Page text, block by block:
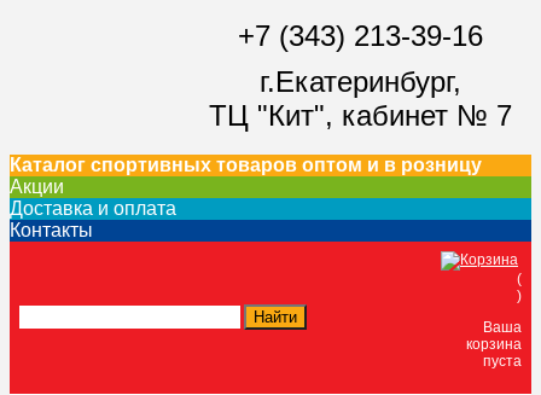
+7 (343) 213-39-16
г.Екатеринбург,
ТЦ "Кит", кабинет № 7
Каталог спортивных товаров оптом и в розницу
Акции
Доставка и оплата
Контакты
(
)
Ваша
корзина
пуста